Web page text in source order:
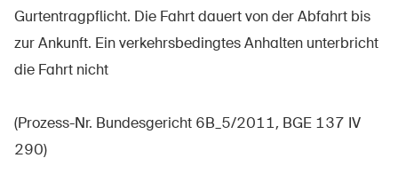
Gurtentragpflicht. Die Fahrt dauert von der Abfahrt bis
zur Ankunft. Ein verkehrsbedingtes Anhalten unterbricht
die Fahrt nicht
(Prozess-Nr. Bundesgericht 6B_5/2011, BGE 137 IV
290)